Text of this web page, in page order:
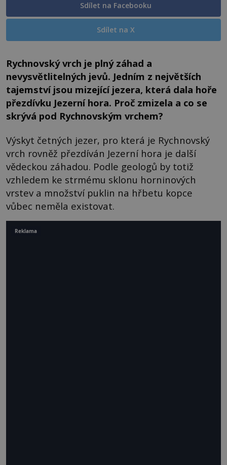
Sdílet na Facebooku
Sdílet na X
Rychnovský vrch je plný záhad a
nevysvětlitelných jevů. Jedním z největších
tajemství jsou mizející jezera, která dala hoře
přezdívku Jezerní hora. Proč zmizela a co se
skrývá pod Rychnovským vrchem?
Výskyt četných jezer, pro která je Rychnovský
vrch rovněž přezdíván Jezerní hora je další
vědeckou záhadou. Podle geologů by totiž
vzhledem ke strmému sklonu horninových
vrstev a množství puklin na hřbetu kopce
vůbec neměla existovat.
Reklama